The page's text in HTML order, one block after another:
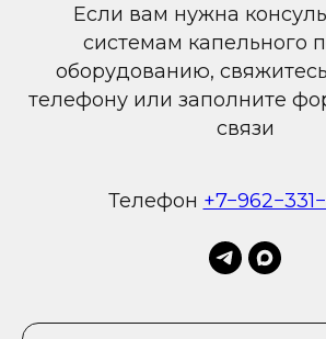
Если вам нужна
системам капельного
оборудованию,
телефону или заполните
связи
Телефон